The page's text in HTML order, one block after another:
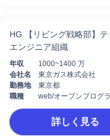
HG 【リビング戦略部】
エンジニア組織
年収
1000~1400 万
会社名
東京ガス株式会社
勤務地
東京都
職種
web/オープンプログ
詳しく見る